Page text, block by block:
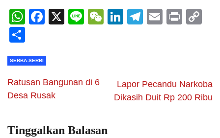
WhatsApp
Facebook
X LineWeChat
LinkedIn
Telegram
Email
Print
SERBA-SERBI
Ratusan Bangunan di 6
Desa Rusak
Lapor Pecandu Narkoba
Dikasih Duit Rp 200 Ribu
Tinggalkan Balasan